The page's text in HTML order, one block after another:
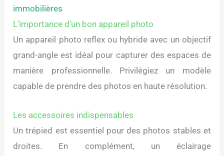
immobilières
L’importance d’un bon appareil photo
Un appareil photo reflex ou hybride avec un objectif
grand-angle est idéal pour capturer des espaces de
manière professionnelle. Privilégiez un modèle
capable de prendre des photos en haute résolution.
Les accessoires indispensables
Un trépied est essentiel pour des photos stables et
droites. En complément, un éclairage